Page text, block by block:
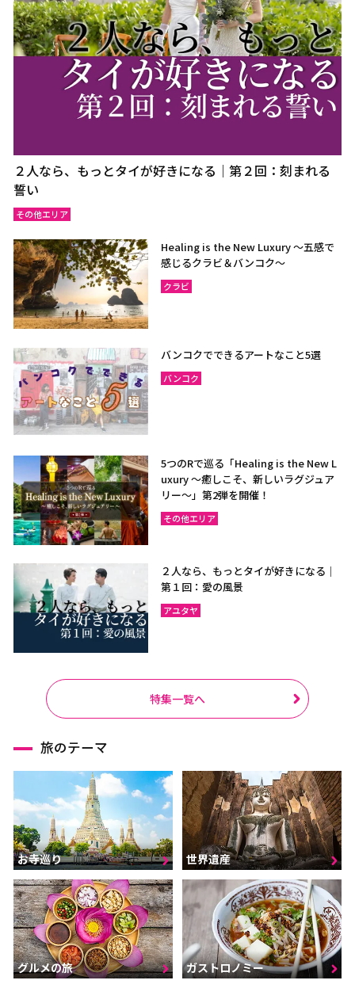
２人なら、もっとタイが好きになる｜第２回：刻まれる
誓い
その他エリア
Healing is the New Luxury ～五感で
感じるクラビ＆バンコク～
クラビ
バンコクでできるアートなこと5選
バンコク
5つのRで巡る「Healing is the New L
uxury ～癒しこそ、新しいラグジュア
リー〜」第2弾を開催！
その他エリア
２人なら、もっとタイが好きになる｜
第１回：愛の風景
アユタヤ
特集一覧へ
旅のテーマ
お寺巡り 世界遺産
グルメの旅 ガストロノミー